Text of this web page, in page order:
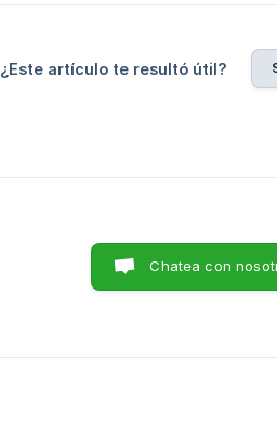
¿Este artículo te resultó útil?
Chatea con